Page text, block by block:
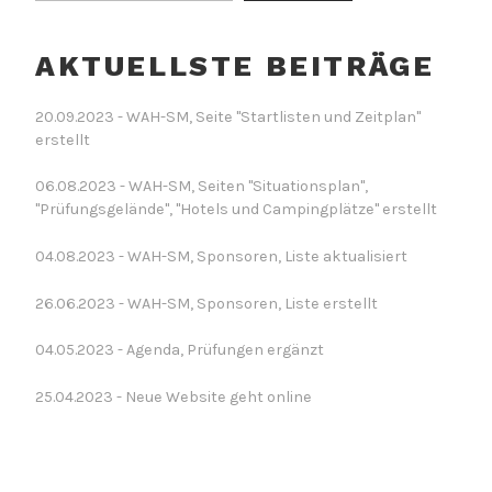
AKTUELLSTE BEITRÄGE
20.09.2023 - WAH-SM, Seite "Startlisten und Zeitplan"
erstellt
06.08.2023 - WAH-SM, Seiten "Situationsplan",
"Prüfungsgelände", "Hotels und Campingplätze" erstellt
04.08.2023 - WAH-SM, Sponsoren, Liste aktualisiert
26.06.2023 - WAH-SM, Sponsoren, Liste erstellt
04.05.2023 - Agenda, Prüfungen ergänzt
25.04.2023 - Neue Website geht online